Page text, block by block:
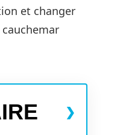
et changer